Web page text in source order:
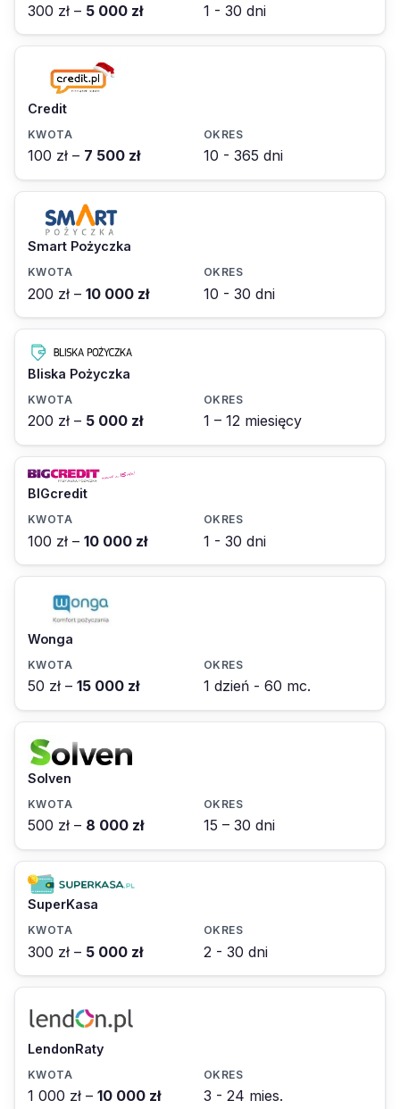
300 zł – 5 000 zł 1 - 30 dni
Credit
100 zł – 7 500 zł 10 - 365 dni
Smart Pożyczka
200 zł – 10 000 zł 10 - 30 dni
Bliska Pożyczka
200 zł – 5 000 zł 1 – 12 miesięcy
BIGcredit
100 zł – 10 000 zł 1 - 30 dni
Wonga
50 zł – 15 000 zł 1 dzień - 60 mc.
Solven
500 zł – 8 000 zł 15 – 30 dni
SuperKasa
300 zł – 5 000 zł 2 - 30 dni
LendonRaty
1 000 zł – 10 000 zł 3 - 24 mies.